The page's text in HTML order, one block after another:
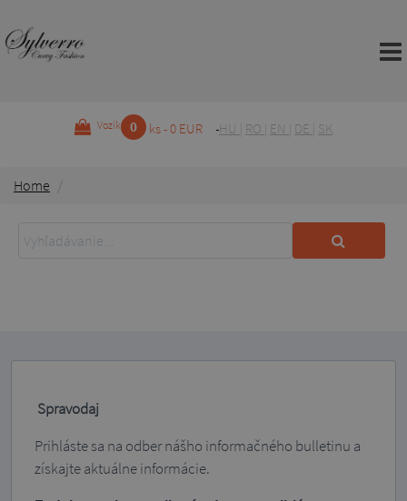
Vozík 0 ks - 0 EUR HU RO EN DE SK
Home
Spravodaj
Prihláste sa na odber nášho informačného bulletinu a
získajte aktuálne informácie.